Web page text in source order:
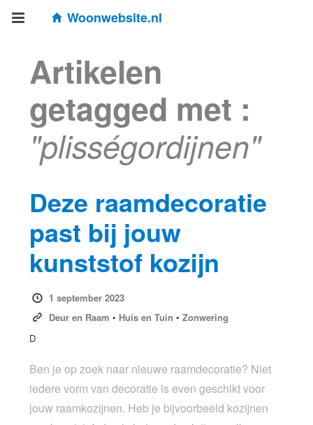
Woonwebsite.nl
Artikelen
getagged met :
"plisségordijnen"
Deze raamdecoratie
past bij jouw
kunststof kozijn
1 september 2023
Deur en Raam • Huis en Tuin • Zonwering
D
Ben je op zoek naar nieuwe raamdecoratie? Niet
iedere vorm van decoratie is even geschikt voor
jouw raamkozijnen. Heb je bijvoorbeeld kozijnen